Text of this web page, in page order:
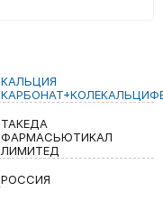
КАЛЬЦИЯ
ТАКЕДА
ФАРМАСЬЮТИКАЛ
ЛИМИТЕД
РОССИЯ